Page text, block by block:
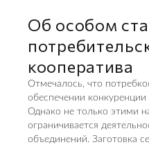
Об особом
кооператива
Отмечалось, что
обеспечении
Однако не только этими
ограничивается
объединений. Заготовка